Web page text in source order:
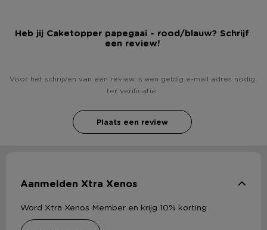
Heb jij Caketopper papegaai - rood/blauw? Schrijf
een review!
Voor het schrijven van een review is een geldig e-mail adres nodig
ter verificatie.
Plaats een review
Aanmelden Xtra Xenos
Word Xtra Xenos Member en krijg 10% korting